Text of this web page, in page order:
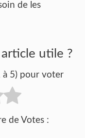
de les
utile ?
à 5) pour voter
de Votes :